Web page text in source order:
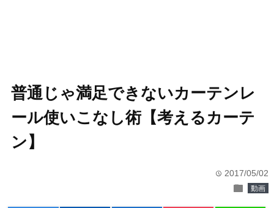
普通じゃ満足できないカーテンレ
ール使いこなし術【考えるカーテ
ン】
time 2017/05/02
folder 動画